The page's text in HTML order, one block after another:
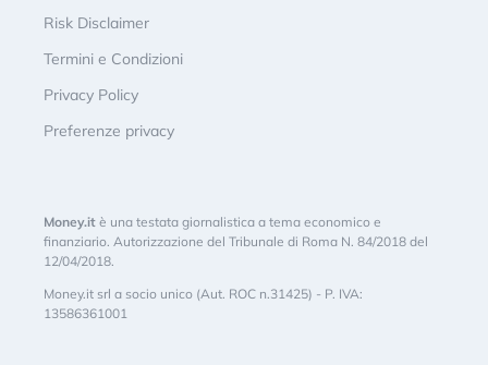
Risk Disclaimer
Termini e Condizioni
Privacy Policy
Preferenze privacy
Money.it è una testata giornalistica a tema economico e
finanziario. Autorizzazione del Tribunale di Roma N. 84/2018 del
12/04/2018.
Money.it srl a socio unico (Aut. ROC n.31425) - P. IVA:
13586361001